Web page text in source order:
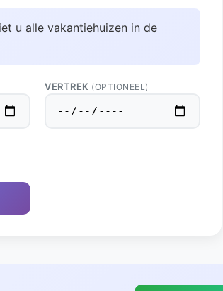
u alle vakantiehuizen in de
VERTREK (OPTIONEEL)